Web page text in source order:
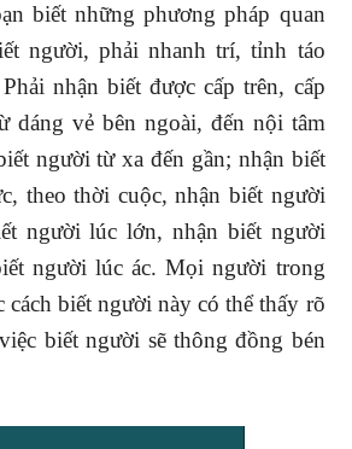
biết những phương pháp quan
người, phải nhanh trí, tỉnh táo
nhận biết được cấp trên, cấp
dáng vẻ bên ngoài, đến nội tâm
người từ xa đến gần; nhận biết
theo thời cuộc, nhận biết người
người lúc lớn, nhận biết người
người lúc ác. Mọi người trong
cách biết người này có thể thấy rõ
biết người sẽ thông đồng bén